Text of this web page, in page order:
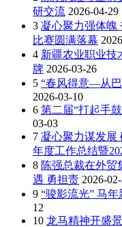
研交流 2026-04-29
3 凝心聚力强体
比赛圆满落幕
4 新疆农业职业技
牌 2026-03-26
5 “春风得意—从
2026-03-10
6 第二届“打起手
03-03
7 凝心聚力谋发展
年度工作总结暨
8 陈强总裁在外贸
遇 勇担责 2026-
9 “骏影流光” 马
12
10 龙马精神开盛